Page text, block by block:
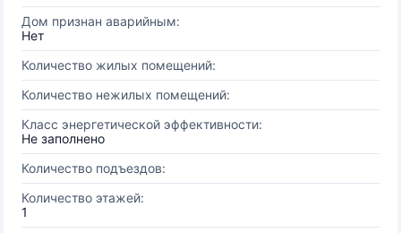
Дом признан аварийным:
Нет
Количество жилых помещений:
Количество нежилых помещений:
Класс энергетической эффективности:
Не заполнено
Количество подъездов:
Количество этажей:
1